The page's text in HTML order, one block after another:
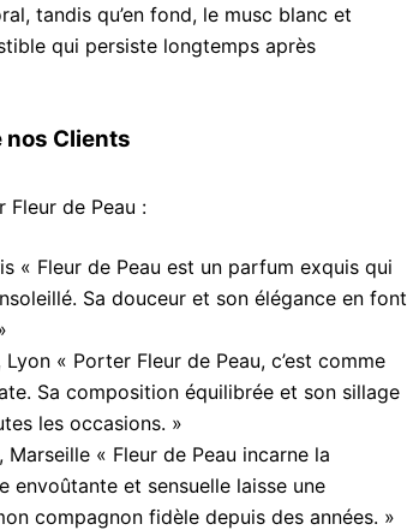
tandis qu’en fond, le musc blanc et
qui persiste longtemps après
nos Clients
Fleur de Peau :
« Fleur de Peau est un parfum exquis qui
Sa douceur et son élégance en font
Lyon « Porter Fleur de Peau, c’est comme
Sa composition équilibrée et son sillage
les occasions. »
Marseille « Fleur de Peau incarne la
envoûtante et sensuelle laisse une
compagnon fidèle depuis des années. »